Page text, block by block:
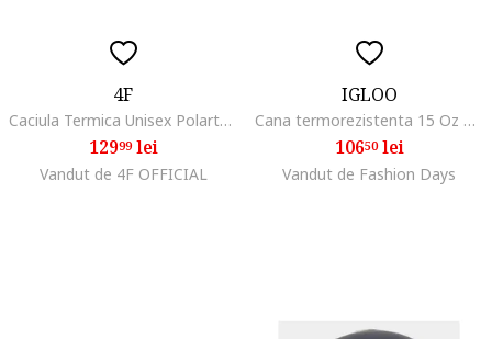
4F
Caciula Termica Unisex Polartec Negru Intens pentru Trekking, Fleece Microserije, Confortabila si Usor de Usat, Marimi S-XL
12999lei
Vandut de 4F OFFICIAL
IGLOO
Cana termorezistenta 15 Oz Coffee Mug, gri inchis
10650lei
Vandut de Fashion Days